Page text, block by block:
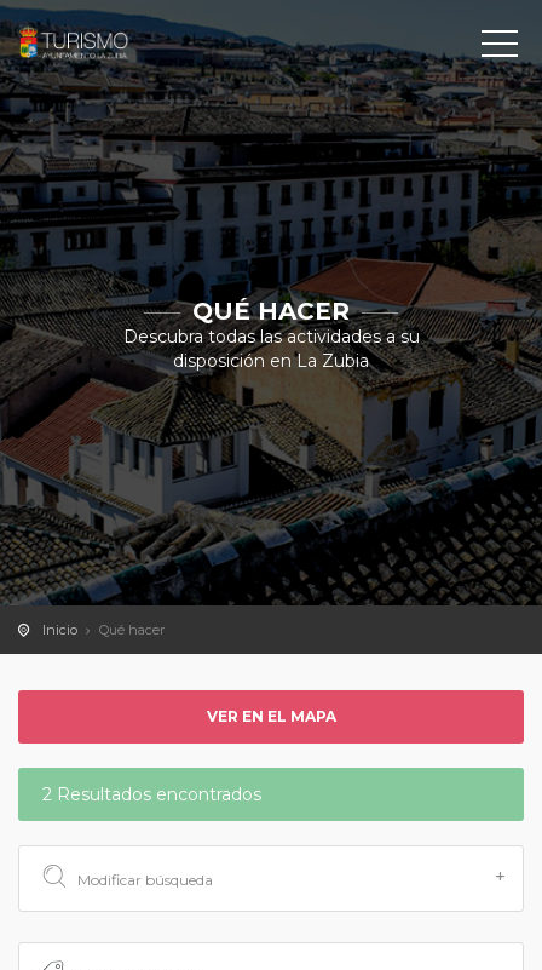
QUÉ HACER
Descubra todas las actividades a su
disposición en La Zubia
Inicio Qué hacer
VER EN EL MAPA
2 Resultados encontrados
Modificar búsqueda